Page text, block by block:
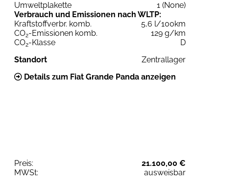
Umweltplakette
1 (None)
Verbrauch und Emissionen nach WLTP:
Kraftstoffverbr. komb.
5,6 l/100km
CO2-Emissionen komb.
129 g/km
CO2-Klasse
D
Standort
Zentrallager
Details zum Fiat Grande Panda anzeigen
Preis:
21.100,00 €
MWSt:
ausweisbar